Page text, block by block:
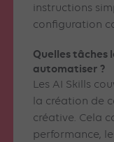
instructions
configuration
Quelles tâches
automatiser ?
Les AI Skills
la création de
créative. Cela
performance,